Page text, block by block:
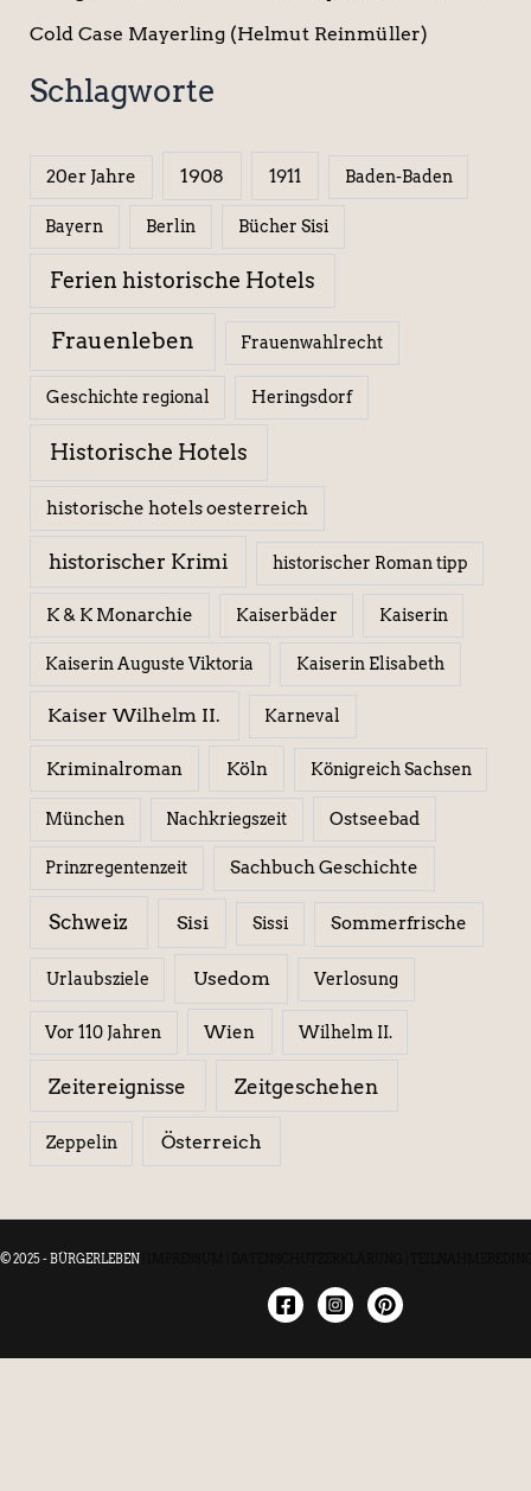
Cold Case Mayerling (Helmut Reinmüller)
Schlagworte
20er Jahre 1908 1911 Baden-Baden
Bayern Berlin Bücher Sisi
Ferien historische Hotels
Frauenleben Frauenwahlrecht
Geschichte regional Heringsdorf
Historische Hotels
historische hotels oesterreich
historischer Krimi historischer Roman tipp
K & K Monarchie Kaiserbäder Kaiserin
Kaiserin Auguste Viktoria Kaiserin Elisabeth
Kaiser Wilhelm II. Karneval
Kriminalroman Köln Königreich Sachsen
München Nachkriegszeit Ostseebad
Prinzregentenzeit Sachbuch Geschichte
Schweiz Sisi Sissi Sommerfrische
Urlaubsziele Usedom Verlosung
Vor 110 Jahren Wien Wilhelm II.
Zeitereignisse Zeitgeschehen
Zeppelin Österreich
© 2025 - BÜRGERLEBEN